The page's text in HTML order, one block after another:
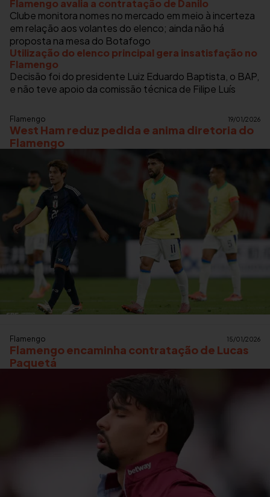
Flamengo avalia a contratação de Danilo
Clube monitora nomes no mercado em meio à incerteza
em relação aos volantes do elenco; ainda não há
proposta na mesa do Botafogo
Utilização do elenco principal gera insatisfação no
Flamengo
Decisão foi do presidente Luiz Eduardo Baptista, o BAP,
e não teve apoio da comissão técnica de Filipe Luís
Flamengo 19/01/2026
West Ham reduz pedida e anima diretoria do
Flamengo
Flamengo 15/01/2026
Flamengo encaminha contratação de Lucas
Paquetá